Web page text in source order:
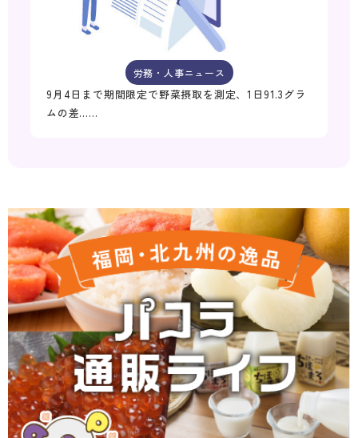
労務・人事ニュース
9月4日まで期間限定で野菜摂取を測定、1日91.3グラ
ムの差……